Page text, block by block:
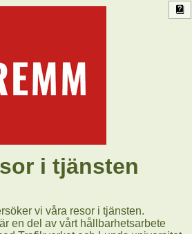
i tjänsten
vi våra resor i tjänsten.
en del av vårt hållbarhetsarbete